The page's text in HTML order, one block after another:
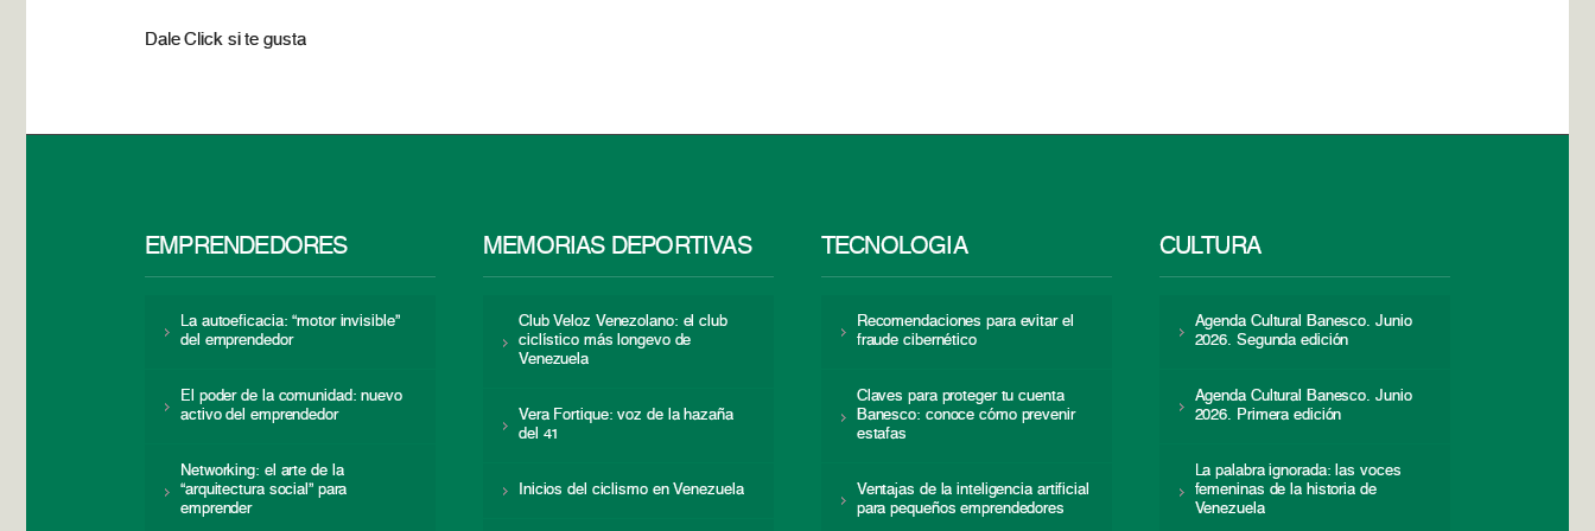
Dale Click si te gusta
EMPRENDEDORES
La autoeficacia: “motor invisible”
del emprendedor
El poder de la comunidad: nuevo
activo del emprendedor
Networking: el arte de la
“arquitectura social” para
emprender
MEMORIAS DEPORTIVAS
Club Veloz Venezolano: el club
ciclístico más longevo de
Venezuela
Vera Fortique: voz de la hazaña
del 41
Inicios del ciclismo en Venezuela
TECNOLOGÍA
Recomendaciones para evitar el
fraude cibernético
Claves para proteger tu cuenta
Banesco: conoce cómo prevenir
estafas
Ventajas de la inteligencia artificial
para pequeños emprendedores
CULTURA
Agenda Cultural Banesco. Junio
2026. Segunda edición
Agenda Cultural Banesco. Junio
2026. Primera edición
La palabra ignorada: las voces
femeninas de la historia de
Venezuela